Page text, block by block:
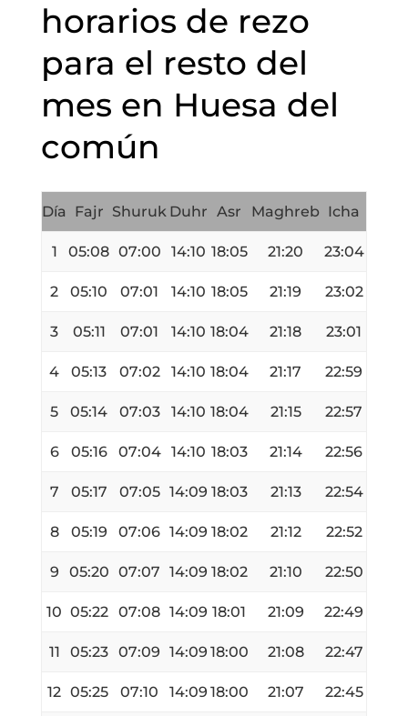
horarios de rezo
para el resto del
mes en Huesa del
común
Día Fajr Shuruk Duhr Asr Maghreb Icha
1 05:08 07:00 14:10 18:05 21:20 23:04
2 05:10 07:01 14:10 18:05 21:19 23:02
3 05:11 07:01 14:10 18:04 21:18 23:01
4 05:13 07:02 14:10 18:04 21:17 22:59
5 05:14 07:03 14:10 18:04 21:15 22:57
6 05:16 07:04 14:10 18:03 21:14 22:56
7 05:17 07:05 14:09 18:03 21:13 22:54
8 05:19 07:06 14:09 18:02 21:12 22:52
9 05:20 07:07 14:09 18:02 21:10 22:50
10 05:22 07:08 14:09 18:01 21:09 22:49
11 05:23 07:09 14:09 18:00 21:08 22:47
12 05:25 07:10 14:09 18:00 21:07 22:45